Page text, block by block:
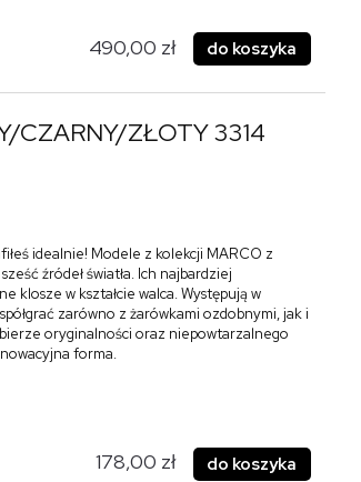
490,00 zł do koszyka
CZARNY/ZŁOTY 3314
idealnie! Modele z kolekcji MARCO z
źródeł światła. Ich najbardziej
w kształcie walca. Występują w
zarówno z żarówkami ozdobnymi, jak i
oryginalności oraz niepowtarzalnego
forma.
178,00 zł do koszyka